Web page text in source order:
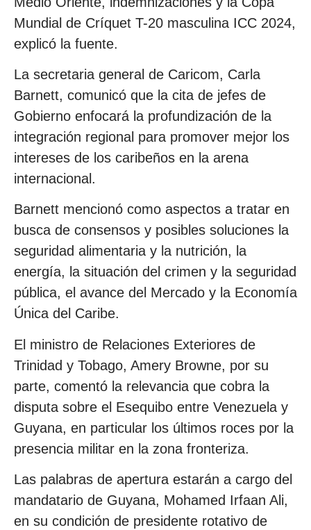
Mundial de Críquet T-20 masculina ICC 2024,
explicó la fuente.
La secretaria general de Caricom, Carla
Barnett, comunicó que la cita de jefes de
Gobierno enfocará la profundización de la
integración regional para promover mejor los
intereses de los caribeños en la arena
internacional.
Barnett mencionó como aspectos a tratar en
busca de consensos y posibles soluciones la
seguridad alimentaria y la nutrición, la
energía, la situación del crimen y la seguridad
pública, el avance del Mercado y la Economía
Única del Caribe.
El ministro de Relaciones Exteriores de
Trinidad y Tobago, Amery Browne, por su
parte, comentó la relevancia que cobra la
disputa sobre el Esequibo entre Venezuela y
Guyana, en particular los últimos roces por la
presencia militar en la zona fronteriza.
Las palabras de apertura estarán a cargo del
mandatario de Guyana, Mohamed Irfaan Ali,
en su condición de presidente rotativo de